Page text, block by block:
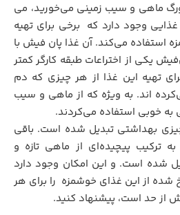
ماهی و سیب زمینی می‌خورید، می
وجود دارد که برخی برای تهیه
استفاده می‌کند. آن غذا پان فیش با
یکی از اختراعات طبقه کارگر کمتر
تهیه این غذا از هر چیزی که دم
اند. به ویژه که از ماهی و سیب
به خوبی استفاده می‌کردند.
چیزی بهداشتی تبدیل شده است. باقی
ترکیب پیچیده‌ای از ماهی تازه و
شده است. و این امکان وجود دارد
از این غذای خوشمزه را برای هر
حد است، پیشنهاد کنید.